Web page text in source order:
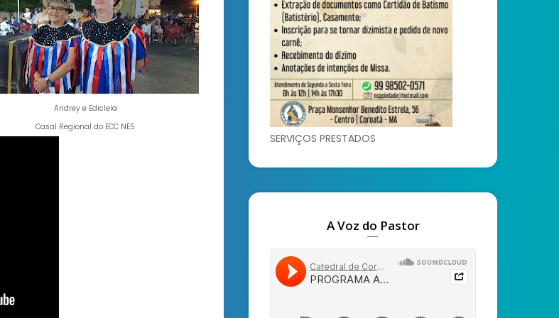
Andrey e Edicleia
Casal Regional do ECC NE5
SERVIÇOS PRESTADOS
A Voz do Pastor